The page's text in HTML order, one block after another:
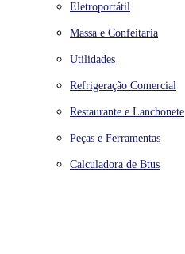
Eletroportátil
Massa e Confeitaria
Utilidades
Refrigeração Comercial
Restaurante e Lanchonete
Peças e Ferramentas
Calculadora de Btus